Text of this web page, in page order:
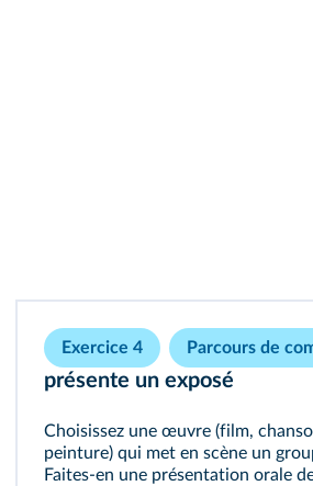
Exercice 4 Parcours de
présente un exposé
Choisissez une œuvre (film,
peinture) qui met en scène un
Faites-en une présentation orale